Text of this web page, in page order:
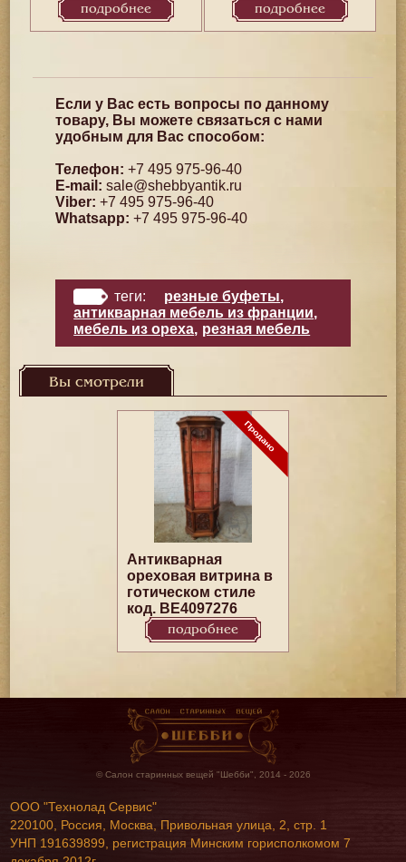
подробнее подробнее
Если у Вас есть вопросы по данному
товару, Вы можете связаться с нами
удобным для Вас способом:
Телефон: +7 495 975-96-40
E-mail: sale@shebbyantik.ru
Viber: +7 495 975-96-40
Whatsapp: +7 495 975-96-40
теги: резные буфеты,
антикварная мебель из франции,
мебель из ореха, резная мебель
Вы смотрели
Антикварная
ореховая витрина в
готическом стиле
код. BE4097276
подробнее
© Салон старинных вещей "Шебби", 2014 - 2026
ООО "Технолад Сервис"
220100, Россия, Москва, Привольная улица, 2, стр. 1
УНП 191639899, регистрация Минским горисполкомом 7